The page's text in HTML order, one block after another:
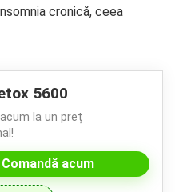
cronică, ceea
5600
la un preț
Comandă acum